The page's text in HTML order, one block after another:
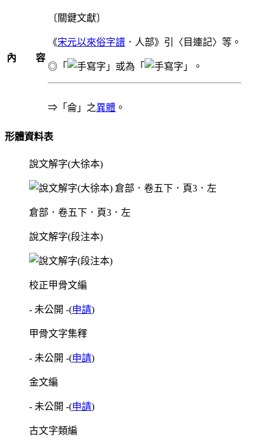
內 容
〔關鍵文獻〕
《宋元以來俗字譜 ．人部》引〈目連記〉等。
◎「 」或為「 」。
⇒「侖」之異體 。
形體資料表
說文解字(大徐本)
倉部．卷五下．頁3．左
說文解字(段注本)
校正甲骨文編
- 未公開 -(申請)
甲骨文字集釋
- 未公開 -(申請)
金文編
- 未公開 -(申請)
古文字類編